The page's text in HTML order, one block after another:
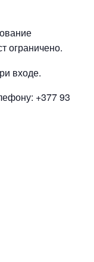
ограничено.
входе.
+377 93